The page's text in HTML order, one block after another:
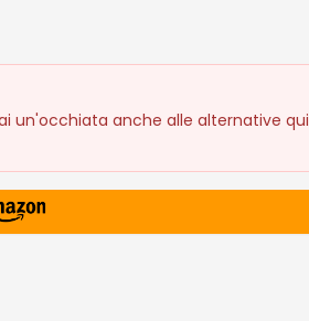
un'occhiata anche alle alternative qui